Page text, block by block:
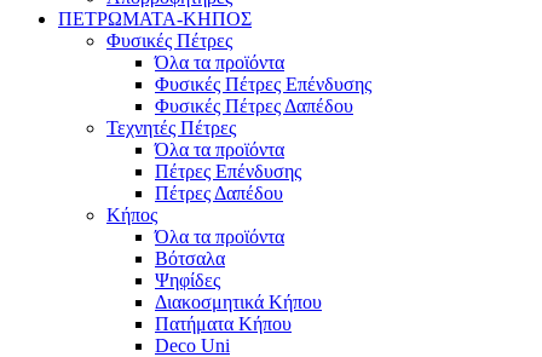
ΠΕΤΡΩΜΑΤΑ-ΚΗΠΟΣ
Φυσικές Πέτρες
Όλα τα προϊόντα
Φυσικές Πέτρες Επένδυσης
Φυσικές Πέτρες Δαπέδου
Τεχνητές Πέτρες
Όλα τα προϊόντα
Πέτρες Επένδυσης
Πέτρες Δαπέδου
Κήπος
Όλα τα προϊόντα
Βότσαλα
Ψηφίδες
Διακοσμητικά Κήπου
Πατήματα Κήπου
Deco Uni